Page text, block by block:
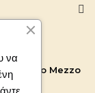
Mezzo Mezzo
να